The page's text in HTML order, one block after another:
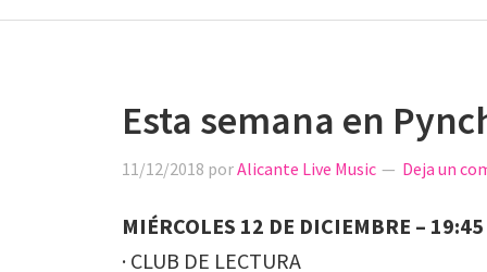
Esta semana en
11/12/2018 porAlicante Live Music Deja un
MIÉRCOLES 12 DE DICIEMBRE –
· CLUB DE LECTURA